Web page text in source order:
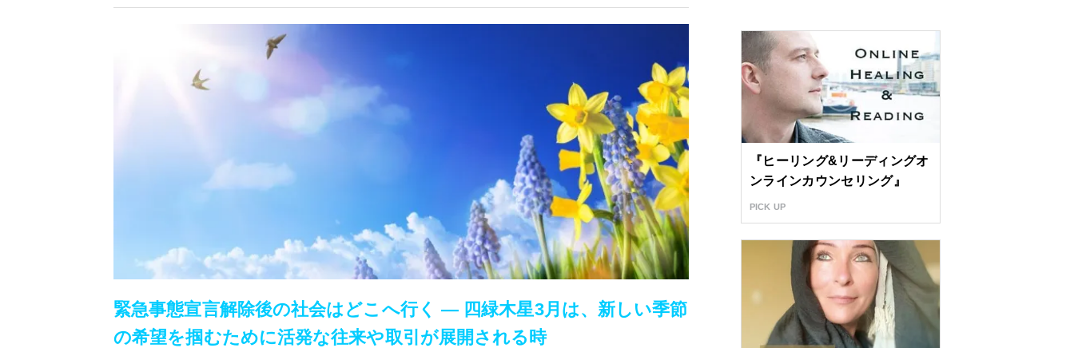
緊急事態宣言解除後の社会はどこへ行く — 四緑木星3月は、新しい季節
の希望を掴むために活発な往来や取引が展開される時
『ヒーリング&リーディングオ
ンラインカウンセリング』
PICK UP